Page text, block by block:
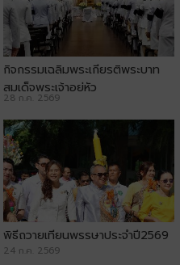
กิจกรรมเฉลิมพระเกียรติพระบาท
สมเด็จพระเจ้าอยู่หัว
28 ก.ค. 2569
พิธีถวายเทียนพรรษาประจำปี2569
24 ก.ค. 2569